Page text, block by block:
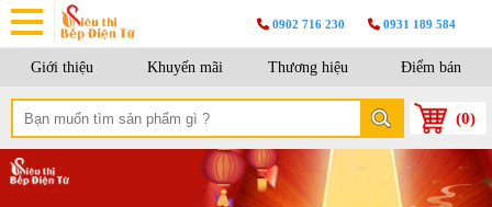
0902 716 230 0931 189 584
Giới thiệu Khuyến mãi Thương hiệu Điểm bán
(0)